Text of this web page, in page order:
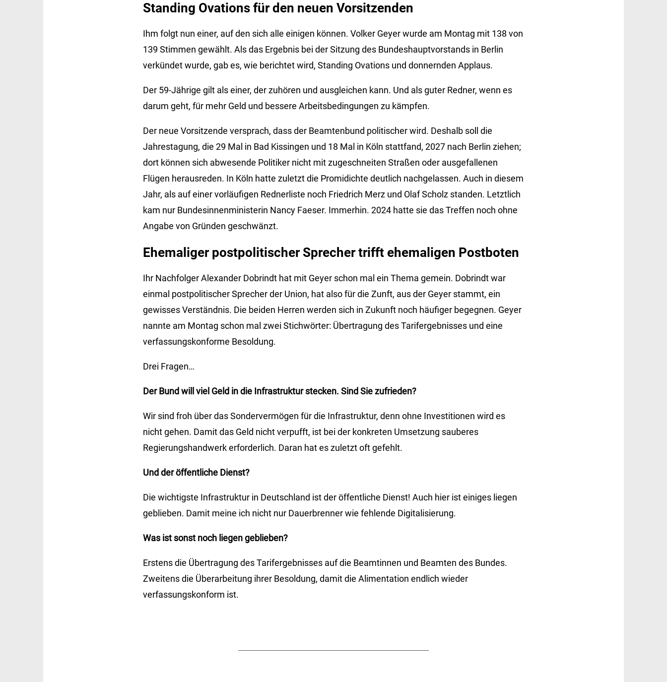
Standing Ovations für den neuen Vorsitzenden
Ihm folgt nun einer, auf den sich alle einigen können. Volker Geyer wurde am Montag mit 138 von
139 Stimmen gewählt. Als das Ergebnis bei der Sitzung des Bundeshauptvorstands in Berlin
verkündet wurde, gab es, wie berichtet wird, Standing Ovations und donnernden Applaus.
Der 59-Jährige gilt als einer, der zuhören und ausgleichen kann. Und als guter Redner, wenn es
darum geht, für mehr Geld und bessere Arbeitsbedingungen zu kämpfen.
Der neue Vorsitzende versprach, dass der Beamtenbund politischer wird. Deshalb soll die
Jahrestagung, die 29 Mal in Bad Kissingen und 18 Mal in Köln stattfand, 2027 nach Berlin ziehen;
dort können sich abwesende Politiker nicht mit zugeschneiten Straßen oder ausgefallenen
Flügen herausreden. In Köln hatte zuletzt die Promidichte deutlich nachgelassen. Auch in diesem
Jahr, als auf einer vorläufigen Rednerliste noch Friedrich Merz und Olaf Scholz standen. Letztlich
kam nur Bundesinnenministerin Nancy Faeser. Immerhin. 2024 hatte sie das Treffen noch ohne
Angabe von Gründen geschwänzt.
Ehemaliger postpolitischer Sprecher trifft ehemaligen Postboten
Ihr Nachfolger Alexander Dobrindt hat mit Geyer schon mal ein Thema gemein. Dobrindt war
einmal postpolitischer Sprecher der Union, hat also für die Zunft, aus der Geyer stammt, ein
gewisses Verständnis. Die beiden Herren werden sich in Zukunft noch häufiger begegnen. Geyer
nannte am Montag schon mal zwei Stichwörter: Übertragung des Tarifergebnisses und eine
verfassungskonforme Besoldung.
Drei Fragen…
Der Bund will viel Geld in die Infrastruktur stecken. Sind Sie zufrieden?
Wir sind froh über das Sondervermögen für die Infrastruktur, denn ohne Investitionen wird es
nicht gehen. Damit das Geld nicht verpufft, ist bei der konkreten Umsetzung sauberes
Regierungshandwerk erforderlich. Daran hat es zuletzt oft gefehlt.
Und der öffentliche Dienst?
Die wichtigste Infrastruktur in Deutschland ist der öffentliche Dienst! Auch hier ist einiges liegen
geblieben. Damit meine ich nicht nur Dauerbrenner wie fehlende Digitalisierung.
Was ist sonst noch liegen geblieben?
Erstens die Übertragung des Tarifergebnisses auf die Beamtinnen und Beamten des Bundes.
Zweitens die Überarbeitung ihrer Besoldung, damit die Alimentation endlich wieder
verfassungskonform ist.